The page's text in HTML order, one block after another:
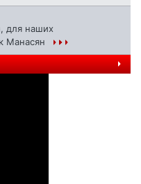
для наших
Манасян